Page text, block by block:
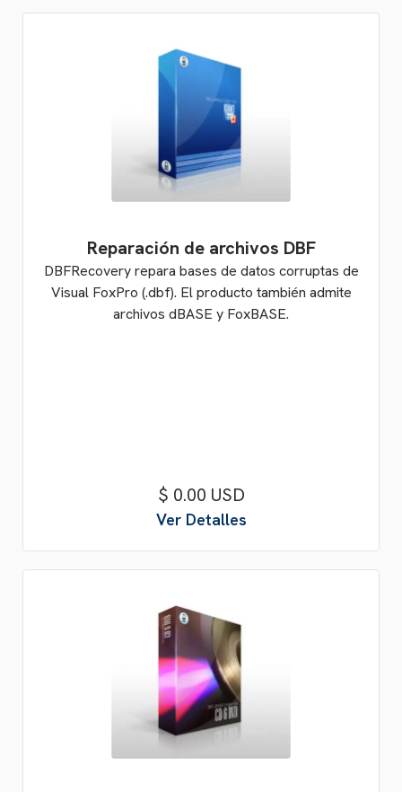
Reparación de archivos DBF
DBFRecovery repara bases de datos corruptas de
Visual FoxPro (.dbf). El producto también admite
archivos dBASE y FoxBASE.
$ 0.00 USD
Ver Detalles